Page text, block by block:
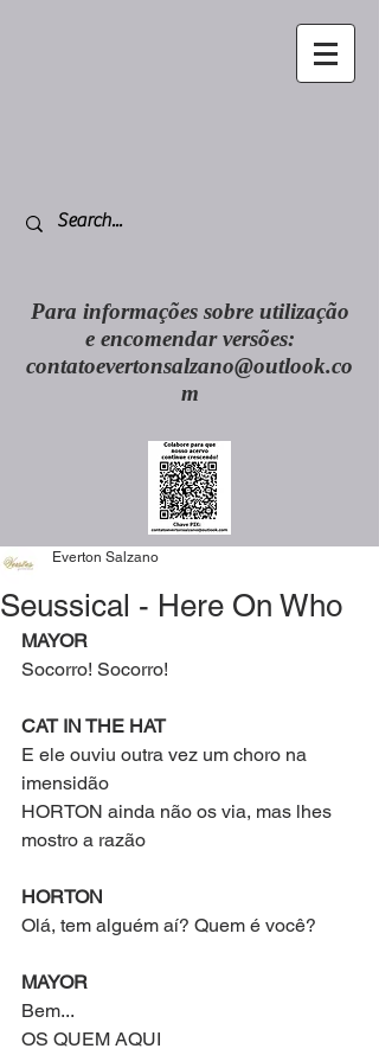
Para informações sobre utilização
e encomendar versões:
contatoevertonsalzano@outlook.co
m
Seussical - Here On Who
Everton Salzano
MAYOR
Socorro! Socorro!
CAT IN THE HAT
E ele ouviu outra vez um choro na
imensidão
HORTON ainda não os via, mas lhes
mostro a razão
HORTON
Olá, tem alguém aí? Quem é você?
MAYOR
Bem...
OS QUEM AQUI